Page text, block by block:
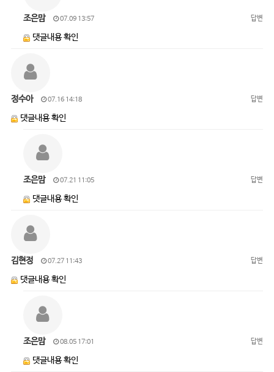
조은맘 07.09 13:57 답변
댓글내용 확인
정수아 07.16 14:18 답변
댓글내용 확인
조은맘 07.21 11:05 답변
댓글내용 확인
김현정 07.27 11:43 답변
댓글내용 확인
조은맘 08.05 17:01 답변
댓글내용 확인